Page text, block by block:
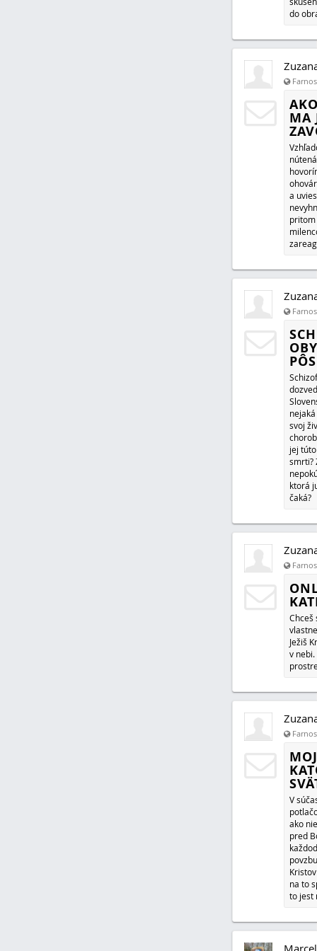
NA
ktoré
stavu.
do
MA
a
svoj
jej
smrti?
ktorá
čaká?
Chceš
Ježiš